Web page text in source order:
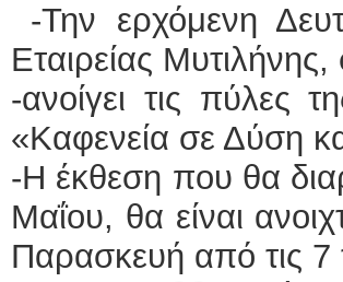
-Την ερχόμενη
Εταιρείας
-ανοίγει τις πύλες
«Καφενεία σε Δύση
-Η έκθεση που θα
Μαΐου, θα είναι
Παρασκευή από τις